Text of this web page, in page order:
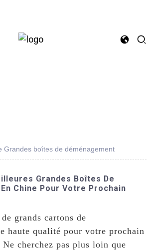
Grandes boîtes de déménagement
Grandes Boîtes De
Chine Pour Votre Prochain
grands cartons de
haute qualité pour votre prochain
Ne cherchez pas plus loin que